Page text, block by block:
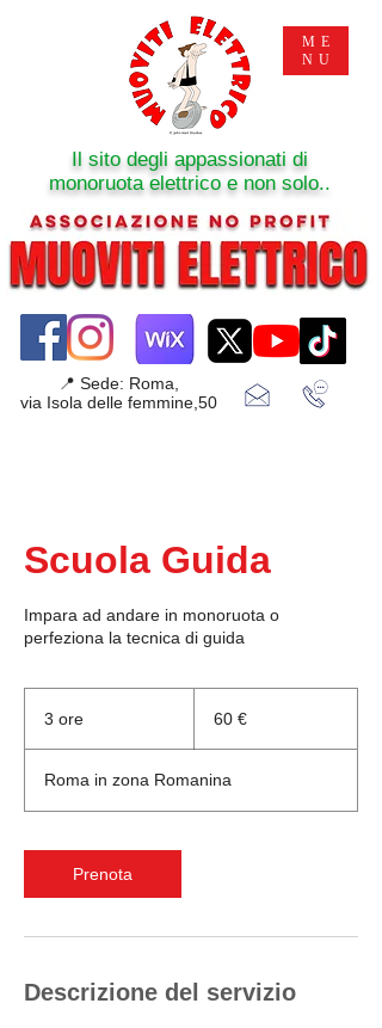
Il sito degli appassionati di
monoruota elettrico e non solo..
📍 Sede: Roma,
via Isola delle femmine,50
ME
NU
Scuola Guida
Impara ad andare in monoruota o
perfeziona la tecnica di guida
3 ore
e
60 €
Roma in zona Romanina
Prenota
Descrizione del servizio